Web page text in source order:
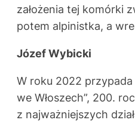
założenia tej komórki
potem alpinistka, a
Józef Wybicki
W roku 2022
we Włoszech”, 200.
z najważniejszych